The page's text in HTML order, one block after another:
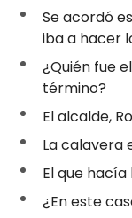
Se acordó
iba a hacer
¿Quién fue
término?
El alcalde,
La calavera
El que hacía
¿En este